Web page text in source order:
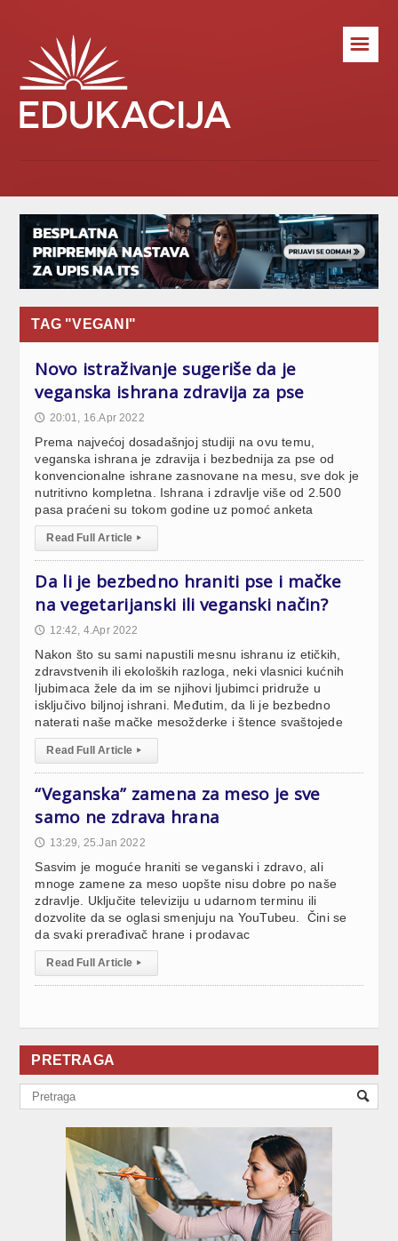
☰
TAG "VEGANI"
Novo istraživanje sugeriše da je
veganska ishrana zdravija za pse
🕔 20:01, 16.Apr 2022
Prema najvećoj dosadašnjoj studiji na ovu temu,
veganska ishrana je zdravija i bezbednija za pse od
konvencionalne ishrane zasnovane na mesu, sve dok je
nutritivno kompletna. Ishrana i zdravlje više od 2.500
pasa praćeni su tokom godine uz pomoć anketa
Read Full Article ▸
Da li je bezbedno hraniti pse i mačke
na vegetarijanski ili veganski način?
🕔 12:42, 4.Apr 2022
Nakon što su sami napustili mesnu ishranu iz etičkih,
zdravstvenih ili ekoloških razloga, neki vlasnici kućnih
ljubimaca žele da im se njihovi ljubimci pridruže u
isključivo biljnoj ishrani. Međutim, da li je bezbedno
naterati naše mačke mesožderke i štence svaštojede
Read Full Article ▸
“Veganska” zamena za meso je sve
samo ne zdrava hrana
🕔 13:29, 25.Jan 2022
Sasvim je moguće hraniti se veganski i zdravo, ali
mnoge zamene za meso uopšte nisu dobre po naše
zdravlje. Uključite televiziju u udarnom terminu ili
dozvolite da se oglasi smenjuju na YouTubeu. Čini se
da svaki prerađivač hrane i prodavac
Read Full Article ▸
PRETRAGA